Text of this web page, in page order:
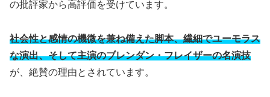
の批評家から高評価を受けています。
社会性と感情の機微を兼ね備えた脚本、繊細でユーモラス
な演出、そして主演のブレンダン・フレイザーの名演技
が、絶賛の理由とされています。